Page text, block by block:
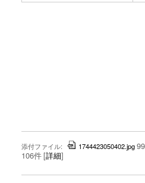
添付ファイル: 1744423050402.jpg
106件[詳細]